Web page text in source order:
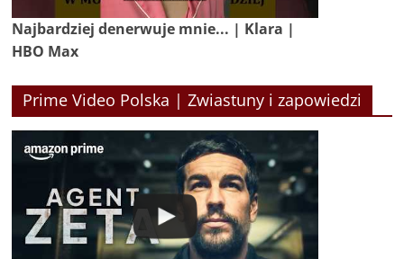
Najbardziej denerwuje mnie... | Klara |
HBO Max
Prime Video Polska | Zwiastuny i zapowiedzi